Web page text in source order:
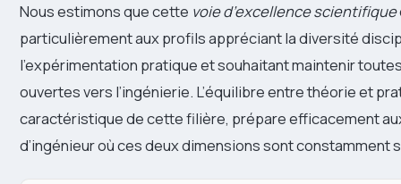
Nous estimons que cette voie d’excellence scientifique
particulièrement aux profils appréciant la diversité
l’expérimentation pratique et souhaitant maintenir
ouvertes vers l’ingénierie. L’équilibre entre théorie et
caractéristique de cette filière, prépare efficacement
d’ingénieur où ces deux dimensions sont constamment